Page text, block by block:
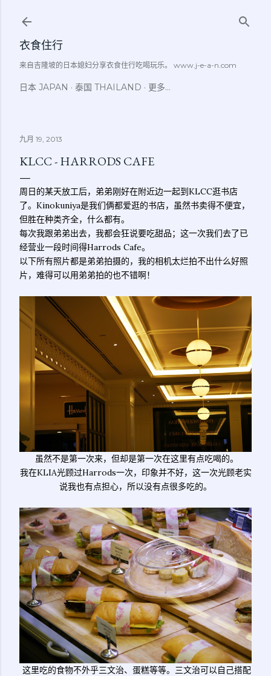
衣食住行
来自吉隆坡的日本媳妇分享衣食住行吃喝玩乐。 www.j-e-a-n.com
日本 JAPAN 泰国 THAILAND 更多…
九月 19, 2013
KLCC - HARRODS CAFE
周日的某天放工后，弟弟刚好在附近边一起到KLCC逛书店
了。Kinokuniya是我们俩都爱逛的书店，虽然书卖得不便宜，
但胜在种类齐全，什么都有。
每次我跟弟弟出去，我都会狂说要吃甜品；这一次我们去了已
经营业一段时间得Harrods Cafe。
以下所有照片都是弟弟拍摄的，我的相机太烂拍不出什么好照
片，难得可以用弟弟拍的也不错啊！
虽然不是第一次来，但却是第一次在这里有点吃喝的。
我在KLIA光顾过Harrods一次，印象并不好，这一次光顾老实
说我也有点担心，所以没有点很多吃的。
这里吃的食物不外乎三文治、蛋糕等等。三文治可以自己搭配